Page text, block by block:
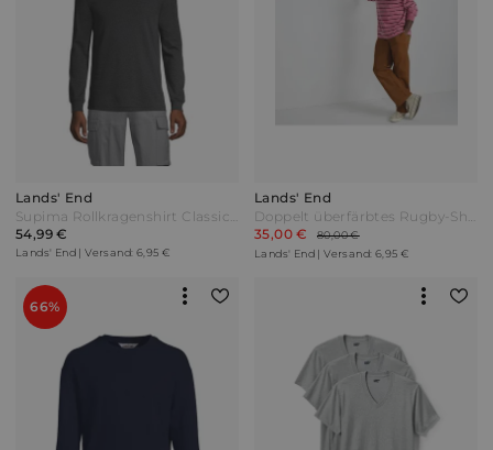
Lands' End
54,99 €
Lands' End | Versand: 6,95 €
Lands' End
35,00 €
80,00 €
Lands' End | Versand: 6,95 €
66%